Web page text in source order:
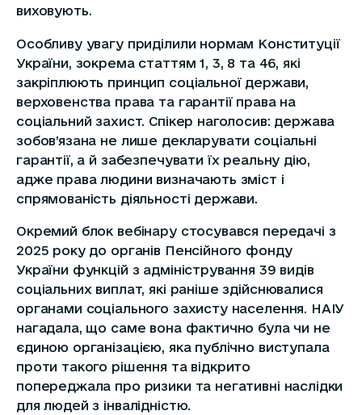
виховують.
Особливу увагу приділили нормам Конституції
України, зокрема статтям 1, 3, 8 та 46, які
закріплюють принцип соціальної держави,
верховенства права та гарантії права на
соціальний захист. Спікер наголосив: держава
зобов’язана не лише декларувати соціальні
гарантії, а й забезпечувати їх реальну дію,
адже права людини визначають зміст і
спрямованість діяльності держави.
Окремий блок вебінару стосувався передачі з
2025 року до органів Пенсійного фонду
України функцій з адміністрування 39 видів
соціальних виплат, які раніше здійснювалися
органами соціального захисту населення. НАІУ
нагадала, що саме вона фактично була чи не
єдиною організацією, яка публічно виступала
проти такого рішення та відкрито
попереджала про ризики та негативні наслідки
для людей з інвалідністю.